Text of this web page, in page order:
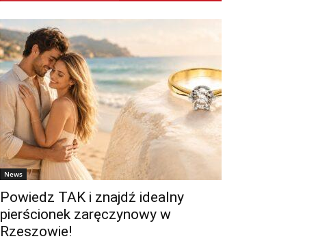
News
Powiedz TAK i znajdź idealny
pierścionek zaręczynowy w
Rzeszowie!